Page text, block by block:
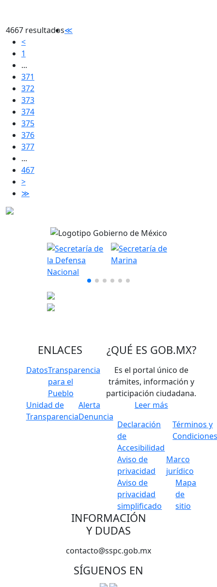
4667 resultados≪
<
1
...
371
372
373
374
375
376
377
...
467
>
≫
ENLACES
DatosTransparencia
para el
Pueblo
Unidad de
Transparencia
Alerta
Denuncia
¿QUÉ ES GOB.MX?
Es el portal único de
trámites, información y
participación ciudadana.
Leer más
Declaración
de
Accesibilidad
Términos y
Aviso de
privacidad
Marco
jurídico
Aviso de
privacidad
simplificado
Mapa
de
sitio
INFORMACIÓN
Y DUDAS
contacto@sspc.gob.mx
SÍGUENOS EN